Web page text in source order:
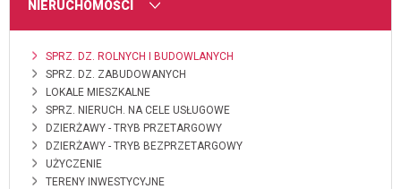
MENU
NIERUCHOMOŚCI
SPRZ. DZ. ROLNYCH I BUDOWLANYCH
SPRZ. DZ. ZABUDOWANYCH
LOKALE MIESZKALNE
SPRZ. NIERUCH. NA CELE USŁUGOWE
DZIERŻAWY - TRYB PRZETARGOWY
DZIERŻAWY - TRYB BEZPRZETARGOWY
UŻYCZENIE
TERENY INWESTYCYJNE